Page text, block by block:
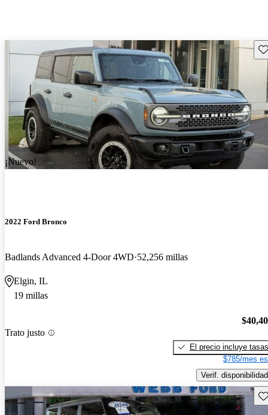
¡Nuevo!
2022 Ford Bronco
Badlands Advanced 4-Door 4WD 52,256 millas
Elgin, IL
19 millas
Trato justo
El precio incluye tasas
$785/mes
Verif. disponibilidad